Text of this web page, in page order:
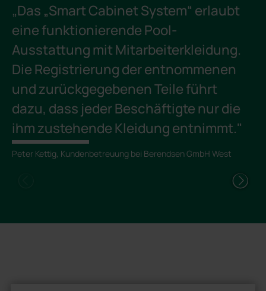
„Das „Smart Cabinet System“ erlaubt
eine funktionierende Pool-
Ausstattung mit Mitarbeiterkleidung.
Die Registrierung der entnommenen
und zurückgegebenen Teile führt
dazu, dass jeder Beschäftigte nur die
ihm zustehende Kleidung entnimmt."
Peter Kettig, Kundenbetreuung bei Berendsen GmbH West